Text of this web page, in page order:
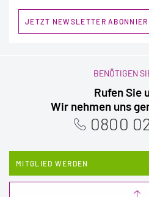
JETZT NEWSLETTER
BENÖTIGEN
Rufen Sie
Wir nehmen uns
0800
MITGLIED WERDEN